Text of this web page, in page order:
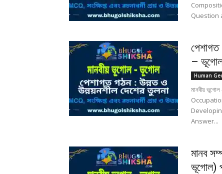
Question
–
Human
মানবীয়
Answer...
মানব
ভূগোল)